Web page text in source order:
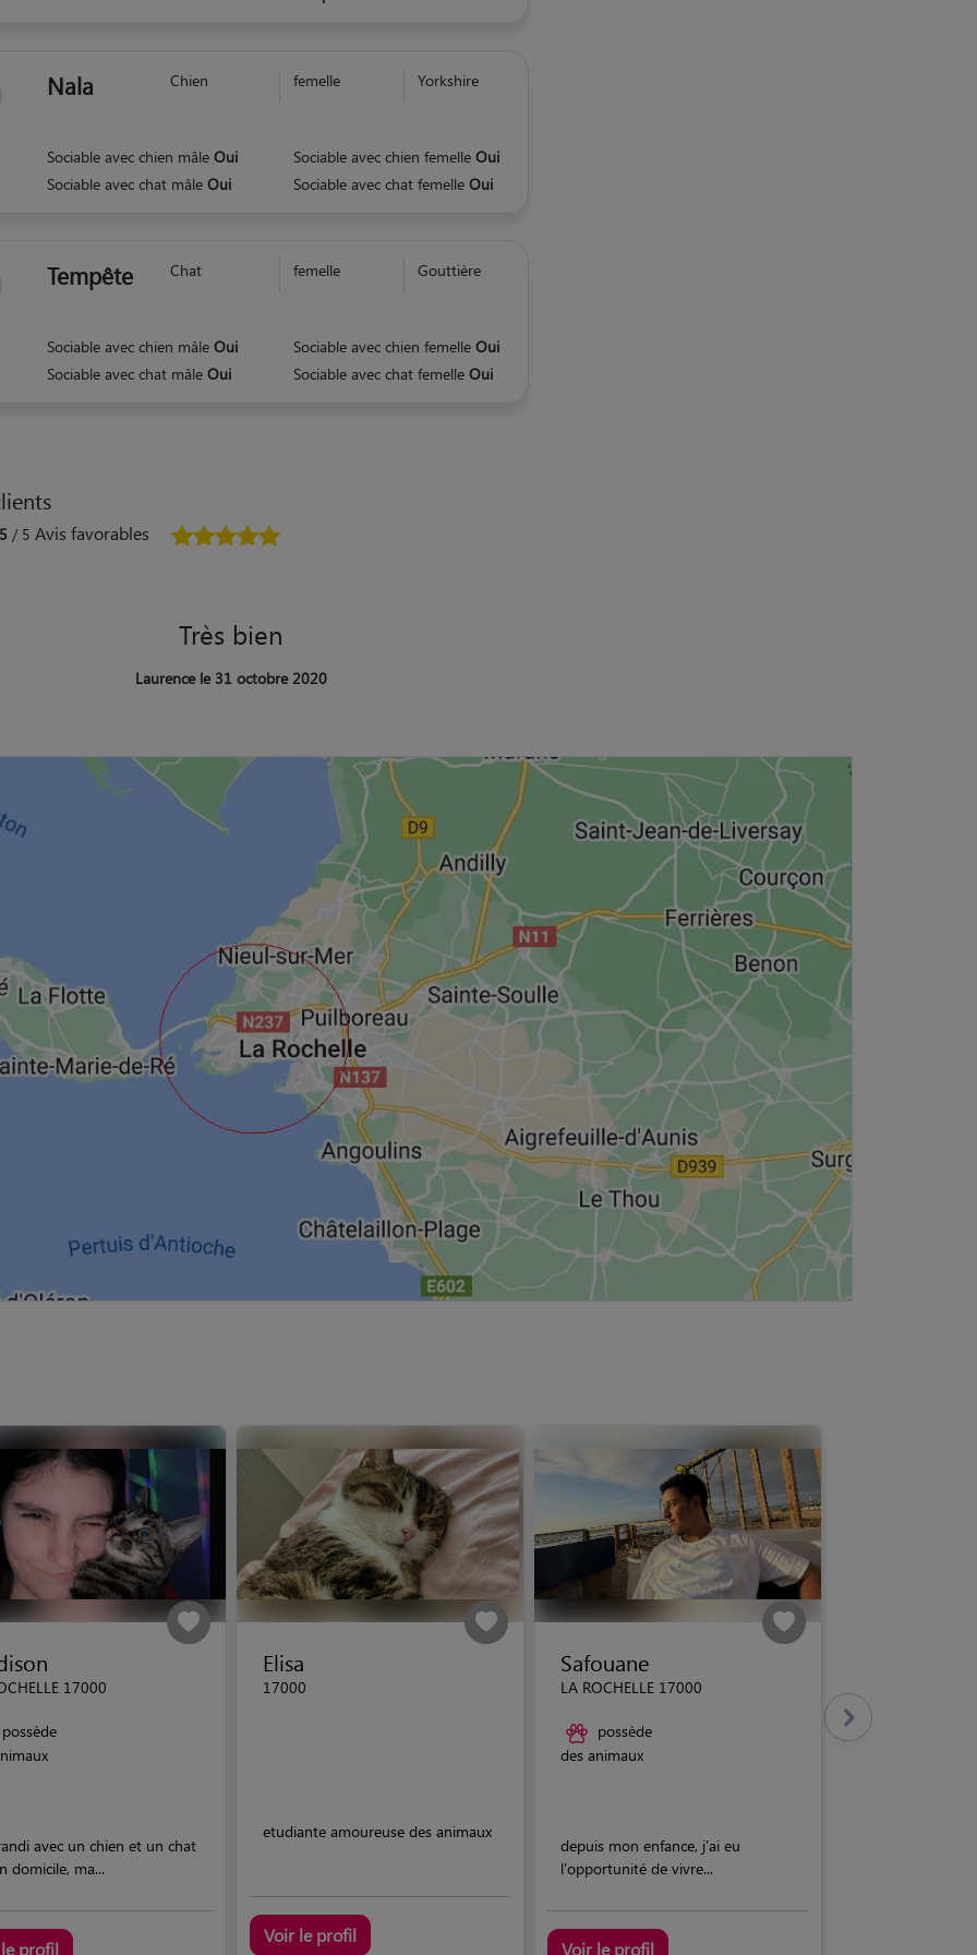
Nala Chien femelle Yorkshire
Sociable avec chien mâle Oui Sociable avec chien femelleOui
Sociable avec chat mâle Oui Sociable avec chat femelleOui
Tempête Chat femelle Gouttière
Sociable avec chien mâle Oui Sociable avec chien femelleOui
Sociable avec chat mâle Oui Sociable avec chat femelleOui
5 / 5 Avis favorables
Très bien
Laurence le 31 octobre 2020
17000
possède
avec un chien et un chat
domicile, ma...
profil
Elisa
17000
etudiante amoureuse des animaux
Voir le profil
Safouane
LA ROCHELLE 17000
possède
des animaux
depuis mon enfance, j'ai eu
l'opportunité de vivre...
Voir le profil